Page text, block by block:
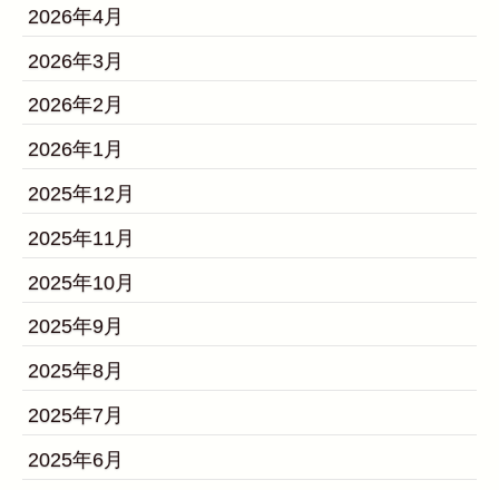
2026年4月
2026年3月
2026年2月
2026年1月
2025年12月
2025年11月
2025年10月
2025年9月
2025年8月
2025年7月
2025年6月